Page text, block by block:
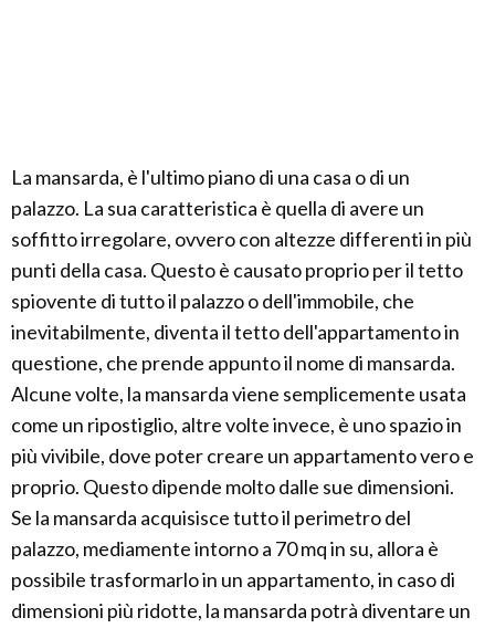
La mansarda, è l'ultimo piano di una casa o di un
palazzo. La sua caratteristica è quella di avere un
soffitto irregolare, ovvero con altezze differenti in più
punti della casa. Questo è causato proprio per il tetto
spiovente di tutto il palazzo o dell'immobile, che
inevitabilmente, diventa il tetto dell'appartamento in
questione, che prende appunto il nome di mansarda.
Alcune volte, la mansarda viene semplicemente usata
come un ripostiglio, altre volte invece, è uno spazio in
più vivibile, dove poter creare un appartamento vero e
proprio. Questo dipende molto dalle sue dimensioni.
Se la mansarda acquisisce tutto il perimetro del
palazzo, mediamente intorno a 70 mq in su, allora è
possibile trasformarlo in un appartamento, in caso di
dimensioni più ridotte, la mansarda potrà diventare un